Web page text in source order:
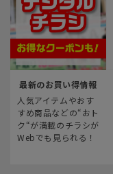
最新のお買い得情報
人気アイテムやおす
すめ商品などの“おト
ク“が満載のチラシが
Webでも見られる！